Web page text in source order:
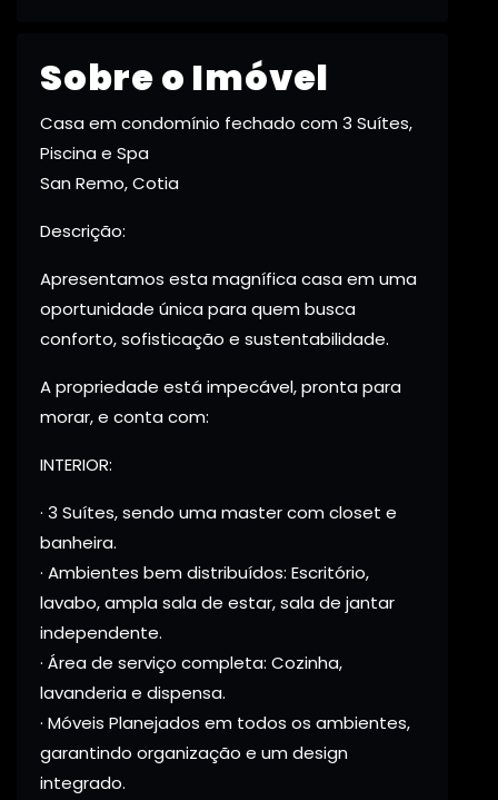
Sobre o Imóvel
Casa em condomínio fechado com 3 Suítes,
Piscina e Spa
San Remo, Cotia
Descrição:
Apresentamos esta magnífica casa em uma
oportunidade única para quem busca
conforto, sofisticação e sustentabilidade.
A propriedade está impecável, pronta para
morar, e conta com:
INTERIOR:
· 3 Suítes, sendo uma master com closet e
banheira.
· Ambientes bem distribuídos: Escritório,
lavabo, ampla sala de estar, sala de jantar
independente.
· Área de serviço completa: Cozinha,
lavanderia e dispensa.
· Móveis Planejados em todos os ambientes,
garantindo organização e um design
integrado.